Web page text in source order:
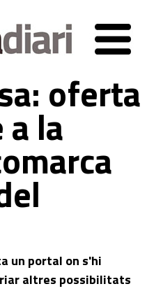
oferta
la
un portal on s'hi
altres possibilitats